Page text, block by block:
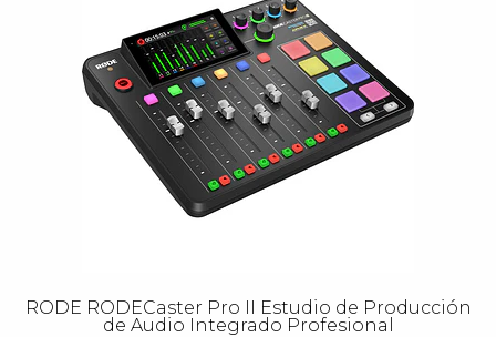
RODE RODECaster Pro II Estudio de Producción
de Audio Integrado Profesional